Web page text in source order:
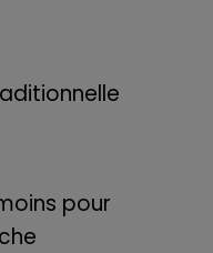
pour